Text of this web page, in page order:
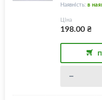
Наявність: в
Ціна
198.00₴